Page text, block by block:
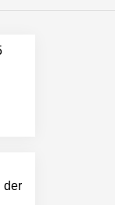
der